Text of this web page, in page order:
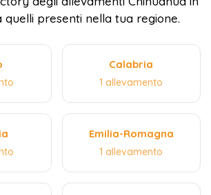
quelli presenti nella tua regione.
Calabria
1 allevamento
Emilia-Romagna
1 allevamento